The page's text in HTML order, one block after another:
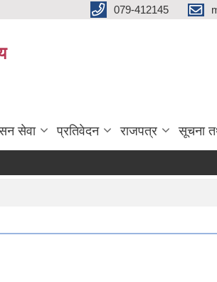
079-412145
सेवा प्रतिवेदन राजपत्र सूचना